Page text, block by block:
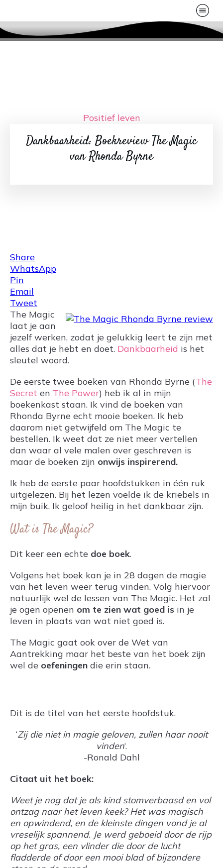
Positief leven
Dankbaarheid: Boekreview The Magic
van Rhonda Byrne
Share
WhatsApp
Pin
Email
Tweet
The Magic
laat je aan
jezelf werken, zodat je gelukkig leert te zijn met
alles dat je hebt en doet. Dankbaarheid is het
sleutel woord.
De eerste twee boeken van Rhonda Byrne (The
Secret en The Power) heb ik al in mijn
boekenkast staan. Ik vind de boeken van
Rhonda Byrne echt mooie boeken. Ik heb
daarom niet getwijfeld om The Magic te
bestellen. Ik weet dat ze niet meer vertellen
dan waar al vele malen over geschreven is
maar de boeken zijn onwijs inspirerend.
Ik heb de eerste paar hoofdstukken in één ruk
uitgelezen. Bij het lezen voelde ik de kriebels in
mijn buik. Ik geloof heilig in het dankbaar zijn.
Wat is The Magic?
Dit keer een echte doe boek.
Volgens het boek kan je in 28 dagen de magie
van het leven weer terug vinden. Volg hiervoor
natuurlijk wel de lessen van The Magic. Het zal
je ogen openen om te zien wat goed is in je
leven in plaats van wat niet goed is.
The Magic gaat ook over de Wet van
Aantrekking maar het beste van het boek zijn
wel de oefeningen die erin staan.
Dit is de titel van het eerste hoofdstuk.
‘Zij die niet in magie geloven, zullen haar nooit
vinden‘.
-Ronald Dahl
Citaat uit het boek:
Weet je nog dat je als kind stomverbaasd en vol
ontzag naar het leven keek? Het was magisch
en opwindend, en de kleinste dingen vond je al
vreselijk spannend. Je werd geboeid door de rijp
op het gras, een vlinder die door de lucht
fladderde of door een mooi blad of bijzondere